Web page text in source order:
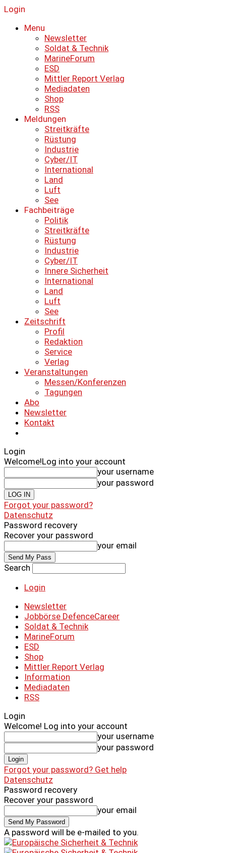
Login
Menu
Newsletter
Soldat & Technik
MarineForum
ESD
Mittler Report Verlag
Mediadaten
Shop
RSS
Meldungen
Streitkräfte
Rüstung
Industrie
Cyber/IT
International
Land
Luft
See
Fachbeiträge
Politik
Streitkräfte
Rüstung
Industrie
Cyber/IT
Innere Sicherheit
International
Land
Luft
See
Zeitschrift
Profil
Redaktion
Service
Verlag
Veranstaltungen
Messen/Konferenzen
Tagungen
Abo
Newsletter
Kontakt
Login
Welcome!Log into your account
your username
your password
Forgot your password?
Datenschutz
Password recovery
Recover your password
your email
Search
Login
Newsletter
Jobbörse DefenceCareer
Soldat & Technik
MarineForum
ESD
Shop
Mittler Report Verlag
Information
Mediadaten
RSS
Login
Welcome! Log into your account
your username
your password
Forgot your password? Get help
Datenschutz
Password recovery
Recover your password
your email
A password will be e-mailed to you.